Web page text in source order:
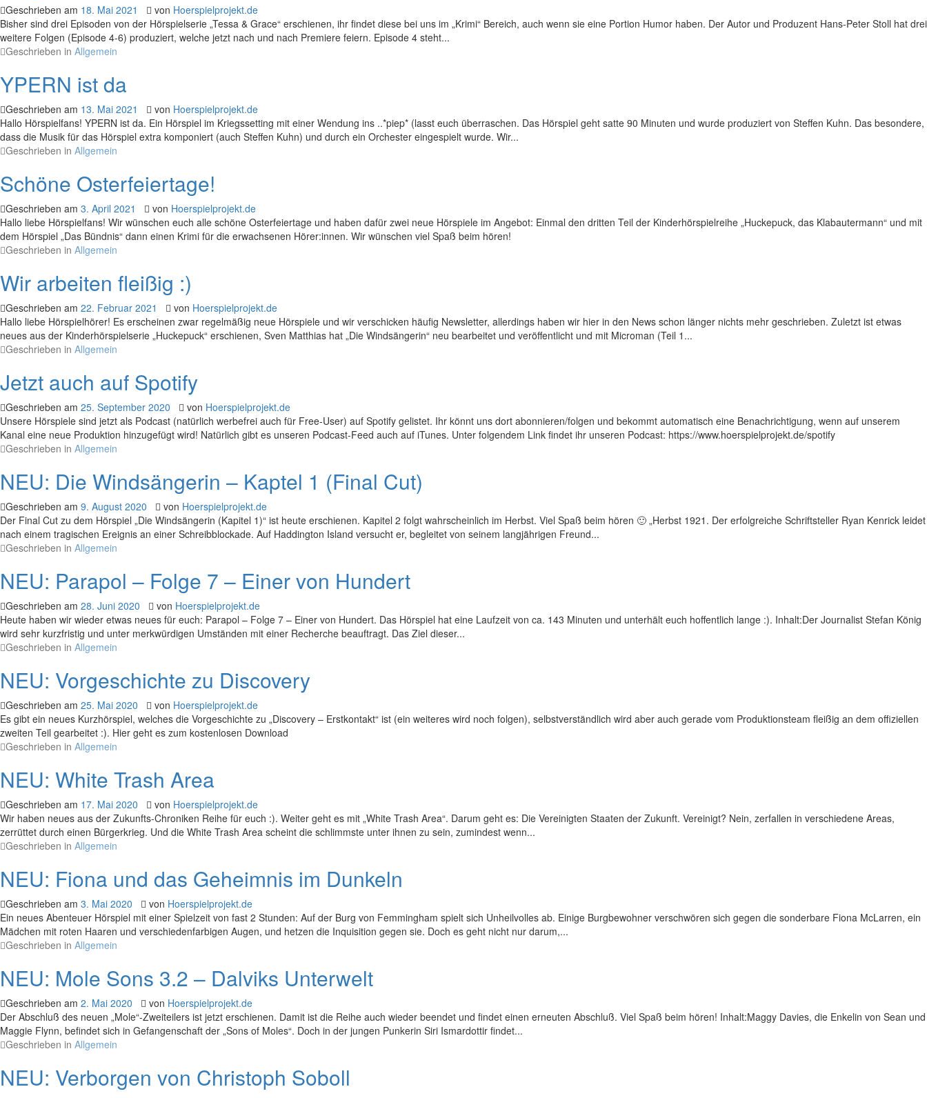
Geschrieben am 18. Mai 2021 von Hoerspielprojekt.de
Bisher sind drei Episoden von der Hörspielserie „Tessa & Grace“ erschienen, ihr findet diese bei uns im „Krimi“ Bereich, auch wenn sie eine Portion Humor haben. Der Autor und Produzent Hans-Peter Stoll hat drei
weitere Folgen (Episode 4-6) produziert, welche jetzt nach und nach Premiere feiern. Episode 4 steht...
Geschrieben in Allgemein
YPERN ist da
Geschrieben am 13. Mai 2021 von Hoerspielprojekt.de
Hallo Hörspielfans! YPERN ist da. Ein Hörspiel im Kriegssetting mit einer Wendung ins ..*piep* (lasst euch überraschen. Das Hörspiel geht satte 90 Minuten und wurde produziert von Steffen Kuhn. Das besondere,
dass die Musik für das Hörspiel extra komponiert (auch Steffen Kuhn) und durch ein Orchester eingespielt wurde. Wir...
Geschrieben in Allgemein
Schöne Osterfeiertage!
Geschrieben am 3. April 2021 von Hoerspielprojekt.de
Hallo liebe Hörspielfans! Wir wünschen euch alle schöne Osterfeiertage und haben dafür zwei neue Hörspiele im Angebot: Einmal den dritten Teil der Kinderhörspielreihe „Huckepuck, das Klabautermann“ und mit
dem Hörspiel „Das Bündnis“ dann einen Krimi für die erwachsenen Hörer:innen. Wir wünschen viel Spaß beim hören!
Geschrieben in Allgemein
Wir arbeiten fleißig :)
Geschrieben am 22. Februar 2021 von Hoerspielprojekt.de
Hallo liebe Hörspielhörer! Es erscheinen zwar regelmäßig neue Hörspiele und wir verschicken häufig Newsletter, allerdings haben wir hier in den News schon länger nichts mehr geschrieben. Zuletzt ist etwas
neues aus der Kinderhörspielserie „Huckepuck“ erschienen, Sven Matthias hat „Die Windsängerin“ neu bearbeitet und veröffentlicht und mit Microman (Teil 1...
Geschrieben in Allgemein
Jetzt auch auf Spotify
Geschrieben am 25. September 2020 von Hoerspielprojekt.de
Unsere Hörspiele sind jetzt als Podcast (natürlich werbefrei auch für Free-User) auf Spotify gelistet. Ihr könnt uns dort abonnieren/folgen und bekommt automatisch eine Benachrichtigung, wenn auf unserem
Kanal eine neue Produktion hinzugefügt wird! Natürlich gibt es unseren Podcast-Feed auch auf iTunes. Unter folgendem Link findet ihr unseren Podcast: https://www.hoerspielprojekt.de/spotify
Geschrieben in Allgemein
NEU: Die Windsängerin – Kaptel 1 (Final Cut)
Geschrieben am 9. August 2020 von Hoerspielprojekt.de
Der Final Cut zu dem Hörspiel „Die Windsängerin (Kapitel 1)“ ist heute erschienen. Kapitel 2 folgt wahrscheinlich im Herbst. Viel Spaß beim hören 🙂 „Herbst 1921. Der erfolgreiche Schriftsteller Ryan Kenrick leidet
nach einem tragischen Ereignis an einer Schreibblockade. Auf Haddington Island versucht er, begleitet von seinem langjährigen Freund...
Geschrieben in Allgemein
NEU: Parapol – Folge 7 – Einer von Hundert
Geschrieben am 28. Juni 2020 von Hoerspielprojekt.de
Heute haben wir wieder etwas neues für euch: Parapol – Folge 7 – Einer von Hundert. Das Hörspiel hat eine Laufzeit von ca. 143 Minuten und unterhält euch hoffentlich lange :). Inhalt:Der Journalist Stefan König
wird sehr kurzfristig und unter merkwürdigen Umständen mit einer Recherche beauftragt. Das Ziel dieser...
Geschrieben in Allgemein
NEU: Vorgeschichte zu Discovery
Geschrieben am 25. Mai 2020 von Hoerspielprojekt.de
Es gibt ein neues Kurzhörspiel, welches die Vorgeschichte zu „Discovery – Erstkontakt“ ist (ein weiteres wird noch folgen), selbstverständlich wird aber auch gerade vom Produktionsteam fleißig an dem offiziellen
zweiten Teil gearbeitet :). Hier geht es zum kostenlosen Download
Geschrieben in Allgemein
NEU: White Trash Area
Geschrieben am 17. Mai 2020 von Hoerspielprojekt.de
Wir haben neues aus der Zukunfts-Chroniken Reihe für euch :). Weiter geht es mit „White Trash Area“. Darum geht es: Die Vereinigten Staaten der Zukunft. Vereinigt? Nein, zerfallen in verschiedene Areas,
zerrüttet durch einen Bürgerkrieg. Und die White Trash Area scheint die schlimmste unter ihnen zu sein, zumindest wenn...
Geschrieben in Allgemein
NEU: Fiona und das Geheimnis im Dunkeln
Geschrieben am 3. Mai 2020 von Hoerspielprojekt.de
Ein neues Abenteuer Hörspiel mit einer Spielzeit von fast 2 Stunden: Auf der Burg von Femmingham spielt sich Unheilvolles ab. Einige Burgbewohner verschwören sich gegen die sonderbare Fiona McLarren, ein
Mädchen mit roten Haaren und verschiedenfarbigen Augen, und hetzen die Inquisition gegen sie. Doch es geht nicht nur darum,...
Geschrieben in Allgemein
NEU: Mole Sons 3.2 – Dalviks Unterwelt
Geschrieben am 2. Mai 2020 von Hoerspielprojekt.de
Der Abschluß des neuen „Mole“-Zweiteilers ist jetzt erschienen. Damit ist die Reihe auch wieder beendet und findet einen erneuten Abschluß. Viel Spaß beim hören! Inhalt:Maggy Davies, die Enkelin von Sean und
Maggie Flynn, befindet sich in Gefangenschaft der „Sons of Moles“. Doch in der jungen Punkerin Siri Ismardottir findet...
Geschrieben in Allgemein
NEU: Verborgen von Christoph Soboll